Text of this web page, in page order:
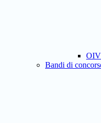
OIV
Bandi di